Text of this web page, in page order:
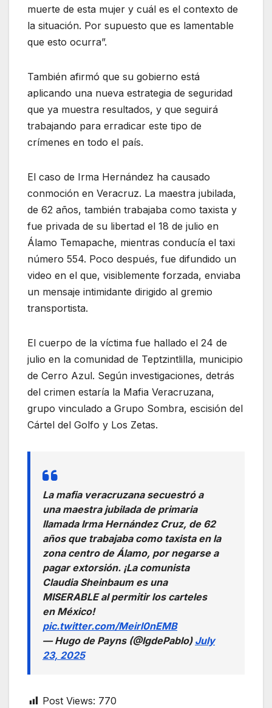
muerte de esta mujer y cuál es el contexto de
la situación. Por supuesto que es lamentable
que esto ocurra”.
También afirmó que su gobierno está
aplicando una nueva estrategia de seguridad
que ya muestra resultados, y que seguirá
trabajando para erradicar este tipo de
crímenes en todo el país.
El caso de Irma Hernández ha causado
conmoción en Veracruz. La maestra jubilada,
de 62 años, también trabajaba como taxista y
fue privada de su libertad el 18 de julio en
Álamo Temapache, mientras conducía el taxi
número 554. Poco después, fue difundido un
video en el que, visiblemente forzada, enviaba
un mensaje intimidante dirigido al gremio
transportista.
El cuerpo de la víctima fue hallado el 24 de
julio en la comunidad de Teptzintlilla, municipio
de Cerro Azul. Según investigaciones, detrás
del crimen estaría la Mafia Veracruzana,
grupo vinculado a Grupo Sombra, escisión del
Cártel del Golfo y Los Zetas.
La mafia veracruzana secuestró a
una maestra jubilada de primaria
llamada Irma Hernández Cruz, de 62
años que trabajaba como taxista en la
zona centro de Álamo, por negarse a
pagar extorsión. ¡La comunista
Claudia Sheinbaum es una
MISERABLE al permitir los carteles
en México!
pic.twitter.com/Meirl0nEMB
— Hugo de Payns (@IgdePablo) July
23, 2025
Post Views: 770